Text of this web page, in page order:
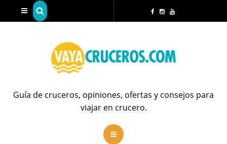
Guía de cruceros, opiniones, ofertas y consejos para
viajar en crucero.